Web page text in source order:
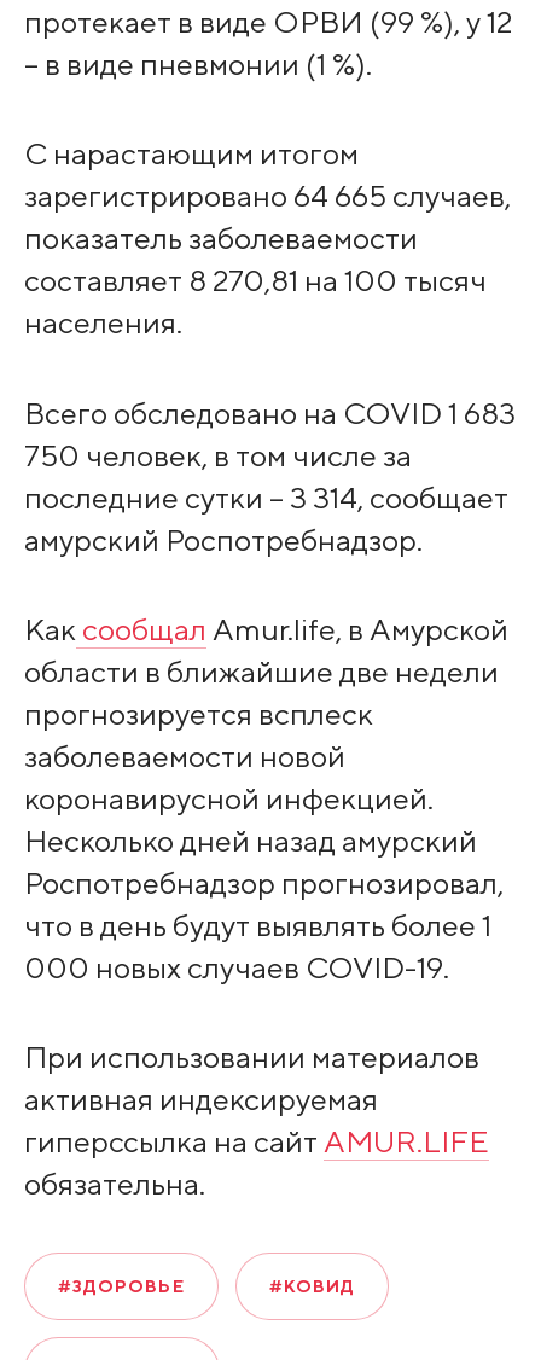
протекает в виде ОРВИ (99 %), у 12
– в виде пневмонии (1 %).
С нарастающим итогом
зарегистрировано 64 665 случаев,
показатель заболеваемости
составляет 8 270,81 на 100 тысяч
населения.
Всего обследовано на COVID 1 683
750 человек, в том числе за
последние сутки – 3 314, сообщает
амурский Роспотребнадзор.
Как сообщал Amur.life, в Амурской
области в ближайшие две недели
прогнозируется всплеск
заболеваемости новой
коронавирусной инфекцией.
Несколько дней назад амурский
Роспотребнадзор прогнозировал,
что в день будут выявлять более 1
000 новых случаев COVID-19.
При использовании материалов
активная индексируемая
гиперссылка на сайт AMUR.LIFE
обязательна.
#ЗДОРОВЬЕ #КОВИД